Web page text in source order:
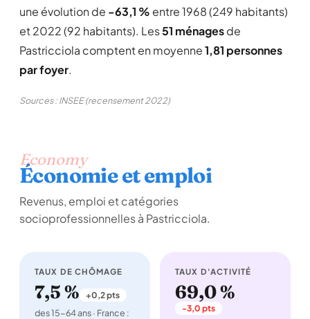
une évolution de -63,1 % entre 1968 (249 habitants)
et 2022 (92 habitants). Les51 ménagesde
Pastricciola comptent en moyenne1,81 personnes
par foyer.
Sources : INSEE (recensement 2022)
Economy
Économie et emploi
Revenus, emploi et catégories
socioprofessionnelles à Pastricciola.
TAUX DE CHÔMAGE
7,5 % +0,2 pts
des 15-64 ans · France :
TAUX D'ACTIVITÉ
69,0 %
-3,0 pts